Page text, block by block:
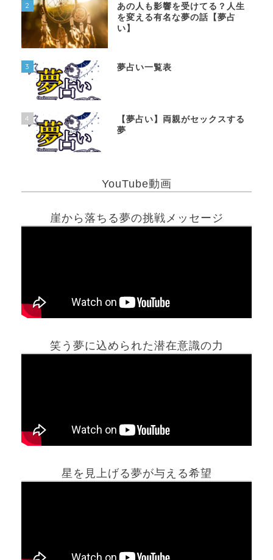
2
あの人も影響を受けてる？人生
を変える有名な夢の話【夢占
い】
3 夢占い一覧表
4
【夢占い】両親がセックスする
夢
YouTube動画
崖から落ちる夢の挑戦メッセージ
笑う夢に込められた潜在意識の力
星を見上げる夢が与える希望
ホーム